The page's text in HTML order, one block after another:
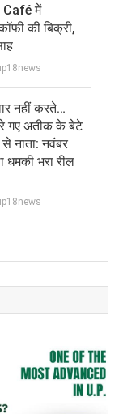
Café में
की बिक्री,
नहीं करते…
गए अतीक के बेटे
से नाता: नवंबर
भरा रील